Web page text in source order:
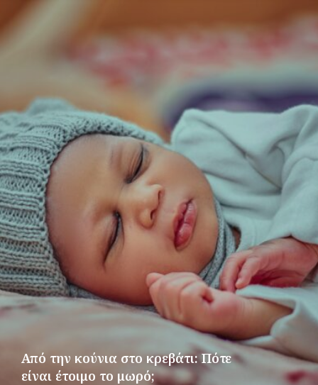
Από την κούνια στο κρεβάτι: Πότε
είναι έτοιμο το μωρό;